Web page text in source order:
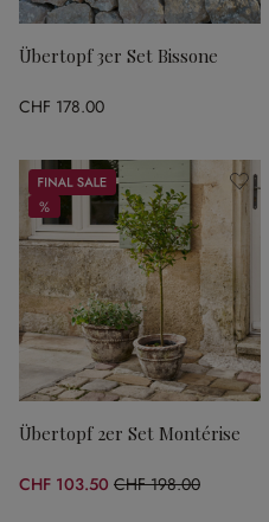
Übertopf 3er Set Bissone
CHF 178.00
Sale
%
%
Übertopf 2er Set Montérise
CHF 103.50 CHF 198.00
(47.73% gespart)